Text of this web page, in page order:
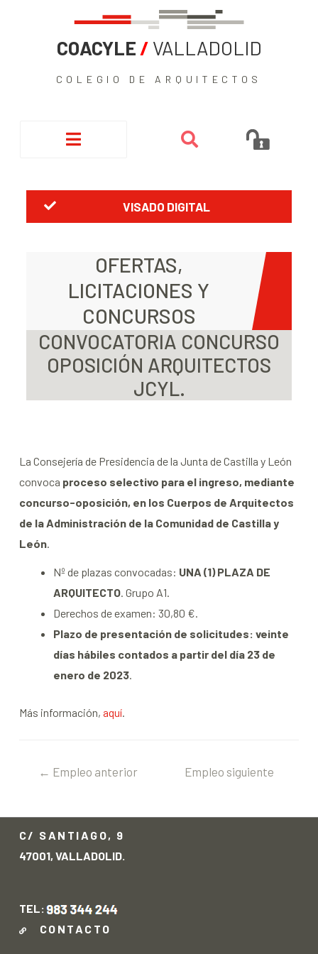
COACYLE / VALLADOLID
COLEGIO DE ARQUITECTOS
VISADO DIGITAL
OFERTAS,
LICITACIONES Y
CONCURSOS
CONVOCATORIA CONCURSO
OPOSICIÓN ARQUITECTOS
JCYL.
La Consejería de Presidencia de la Junta de Castilla y León
convoca proceso selectivo para el ingreso, mediante
concurso-oposición, en los Cuerpos de Arquitectos
de la Administración de la Comunidad de Castilla y
León.
Nº de plazas convocadas: UNA (1) PLAZA DE
ARQUITECTO. Grupo A1.
Derechos de examen: 30,80 €.
Plazo de presentación de solicitudes: veinte
días hábiles contados a partir del día 23 de
enero de 2023.
Más información, aquí.
← Empleo anterior
Empleo siguiente
C/ SANTIAGO, 9
47001, VALLADOLID.
TEL:
CONTACTO